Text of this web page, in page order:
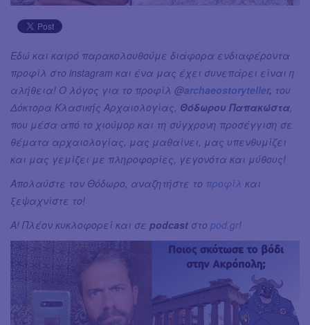
Εδώ και καιρό παρακολουθούμε διάφορα ενδιαφέροντα
προφίλ στο instagram και ένα μας έχει συνεπάρει είναι η
αλήθεια! Ο λόγος για το προφίλ @archaeostoryteller, του
Δόκτορα Κλασικής Αρχαιολογίας, Θόδωρου Παπακώστα
που μέσα από το χιούμορ και τη σύγχρονη προσέγγιση σε
θέματα αρχαιολογίας, μας μαθαίνει, μας υπενθυμίζει
και μας γεμίζει με πληροφορίες, γεγονότα και μύθους!
Απολαύστε τον Θόδωρο, αναζητήστε το προφίλ και
ξεψαχνίστε το!
Α! Πλέον κυκλοφορεί και σε podcast στο pod.gr!